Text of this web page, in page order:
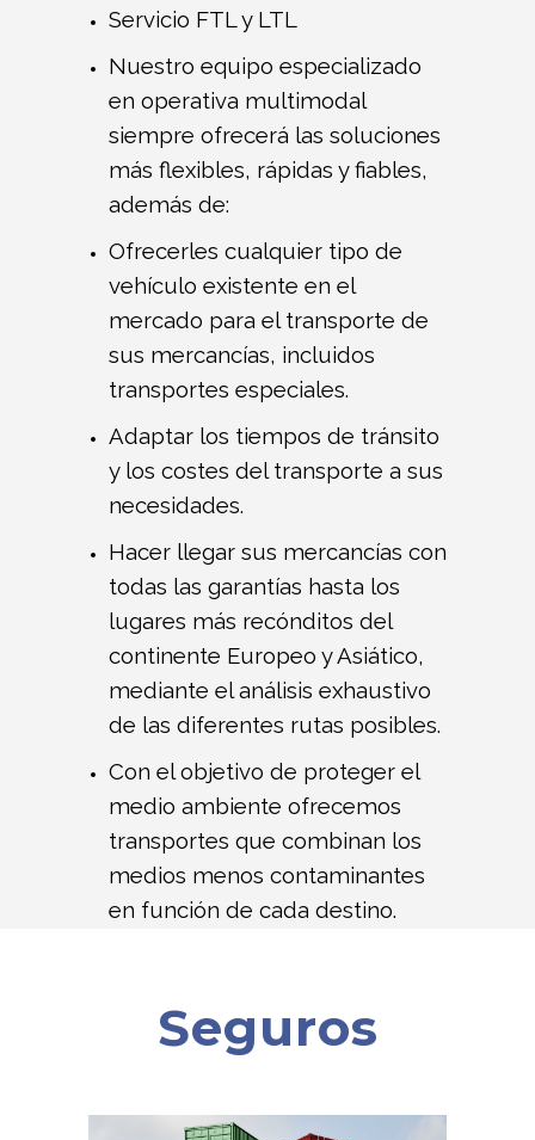
Servicio FTL y LTL
Nuestro equipo especializado
en operativa multimodal
siempre ofrecerá las soluciones
más flexibles, rápidas y fiables,
además de:
Ofrecerles cualquier tipo de
vehículo existente en el
mercado para el transporte de
sus mercancías, incluidos
transportes especiales.
Adaptar los tiempos de tránsito
y los costes del transporte a sus
necesidades.
Hacer llegar sus mercancías con
todas las garantías hasta los
lugares más recónditos del
continente Europeo y Asiático,
mediante el análisis exhaustivo
de las diferentes rutas posibles.
Con el objetivo de proteger el
medio ambiente ofrecemos
transportes que combinan los
medios menos contaminantes
en función de cada destino.
Seguros